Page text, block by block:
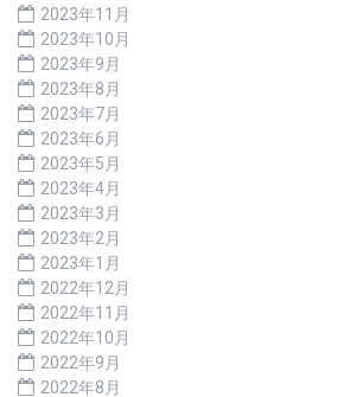
2023年11月
2023年10月
2023年9月
2023年8月
2023年7月
2023年6月
2023年5月
2023年4月
2023年3月
2023年2月
2023年1月
2022年12月
2022年11月
2022年10月
2022年9月
2022年8月